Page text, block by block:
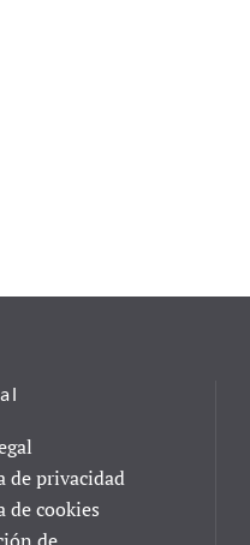
de privacidad
de cookies